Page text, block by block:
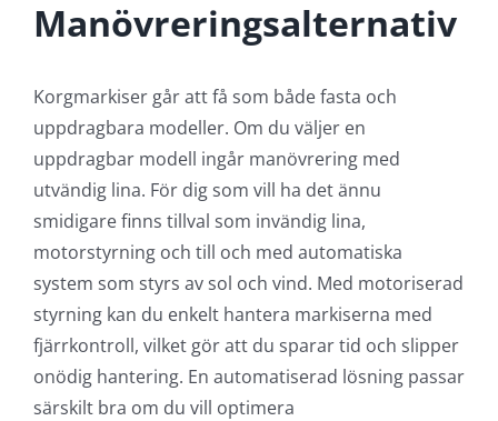
Manövreringsalternativ
Korgmarkiser går att få som både fasta och
uppdragbara modeller. Om du väljer en
uppdragbar modell ingår manövrering med
utvändig lina. För dig som vill ha det ännu
smidigare finns tillval som invändig lina,
motorstyrning och till och med automatiska
system som styrs av sol och vind. Med motoriserad
styrning kan du enkelt hantera markiserna med
fjärrkontroll, vilket gör att du sparar tid och slipper
onödig hantering. En automatiserad lösning passar
särskilt bra om du vill optimera